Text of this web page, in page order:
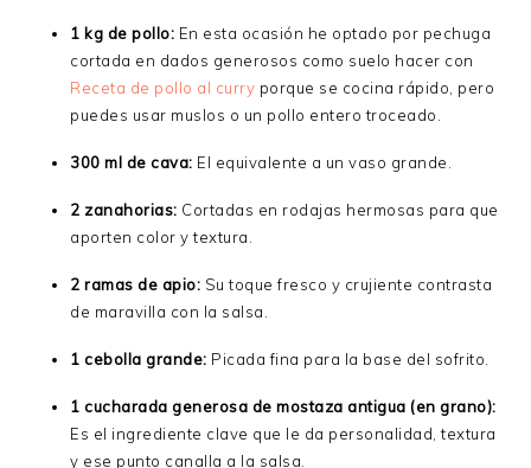
1 kg de pollo: En esta ocasión he optado por pechuga
cortada en dados generosos como suelo hacer con
Receta de pollo al curry porque se cocina rápido, pero
puedes usar muslos o un pollo entero troceado.
300 ml de cava: El equivalente a un vaso grande.
2 zanahorias: Cortadas en rodajas hermosas para que
aporten color y textura.
2 ramas de apio: Su toque fresco y crujiente contrasta
de maravilla con la salsa.
1 cebolla grande: Picada fina para la base del sofrito.
1 cucharada generosa de mostaza antigua (en grano):
Es el ingrediente clave que le da personalidad, textura
y ese punto canalla a la salsa.